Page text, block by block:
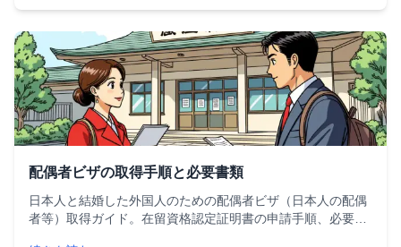
てまとめました。
配偶者ビザの取得手順と必要書類
日本人と結婚した外国人のための配偶者ビザ（日本人の配偶
者等）取得ガイド。在留資格認定証明書の申請手順、必要書